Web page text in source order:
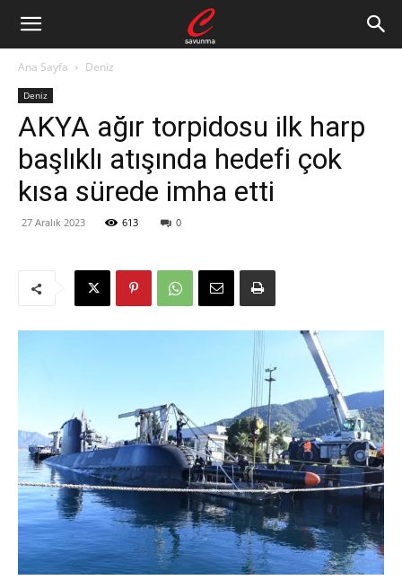
Ana Sayfa Deniz
Deniz
AKYA ağır torpidosu ilk harp
başlıklı atışında hedefi çok
kısa sürede imha etti
27 Aralık 2023 613 0